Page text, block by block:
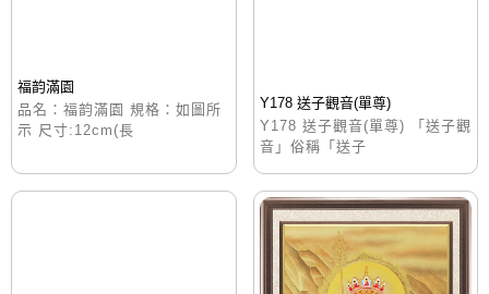
福韵滿園
品名：福韵滿園 規格：如圖所
示 尺寸:12cm(長
Y178 送子觀音(單尊)
Y178 送子觀音(單尊) 「送子觀
音」俗稱「送子